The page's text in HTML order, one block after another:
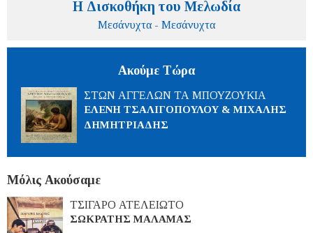
Η Δισκοθήκη του Μελωδία
Μεσάνυχτα - Μεσάνυχτα
Ακούμε Τώρα
ΣΤΩΝ ΑΓΓΕΛΩΝ ΤΑ ΜΠΟΥΖΟΥΚΙΑ
ΕΛΕΝΗ ΤΣΑΛΙΓΟΠΟΥΛΟΥ & ΜΙΧΑΛΗΣ
ΔΗΜΗΤΡΙΑΔΗΣ
Μόλις Ακούσαμε
ΤΣΙΓΑΡΟ ΑΤΕΛΕΙΩΤΟ
ΣΩΚΡΑΤΗΣ ΜΑΛΑΜΑΣ